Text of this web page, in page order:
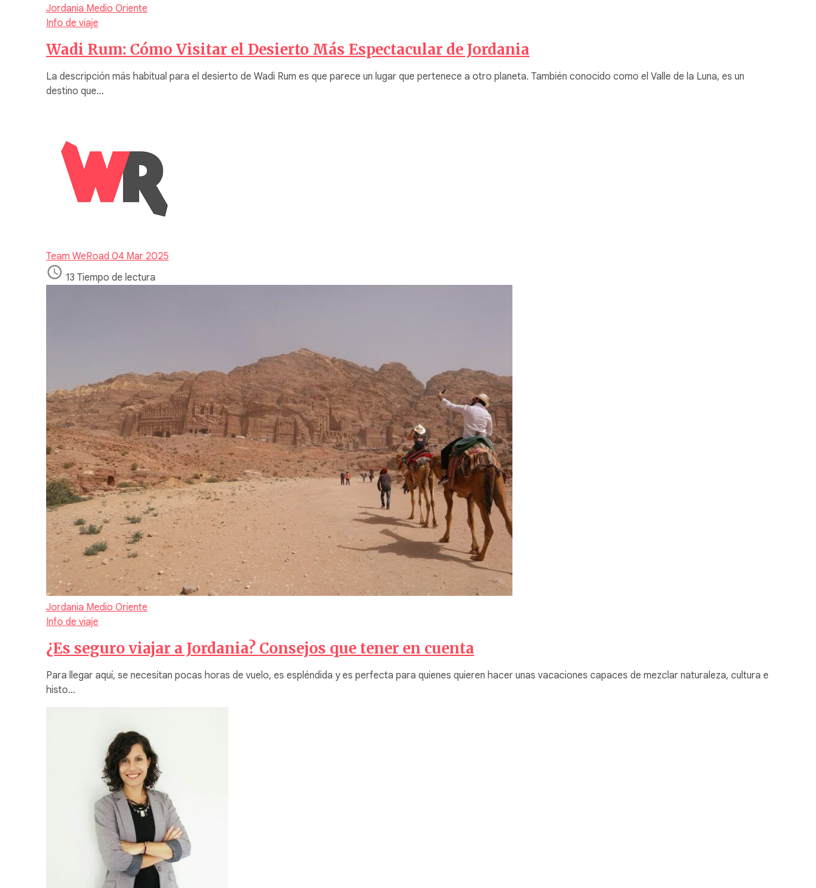
Jordania Medio Oriente
Info de viaje
Wadi Rum: Cómo Visitar el Desierto Más Espectacular de Jordania
La descripción más habitual para el desierto de Wadi Rum es que parece un lugar que pertenece a otro planeta. También conocido como el Valle de la Luna, es un
destino que…
Team WeRoad 04 Mar 2025
13 Tiempo de lectura
Jordania Medio Oriente
Info de viaje
¿Es seguro viajar a Jordania? Consejos que tener en cuenta
Para llegar aquí, se necesitan pocas horas de vuelo, es espléndida y es perfecta para quienes quieren hacer unas vacaciones capaces de mezclar naturaleza, cultura e
histo…